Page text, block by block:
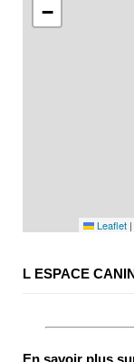
−
Leaflet |
L ESPACE
En savoir plus